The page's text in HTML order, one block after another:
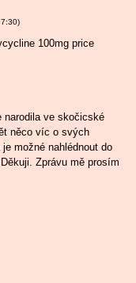
7:30)
100mg price
narodila ve skočicské
něco víc o svých
možné nahlédnout do
Zprávu mě prosím